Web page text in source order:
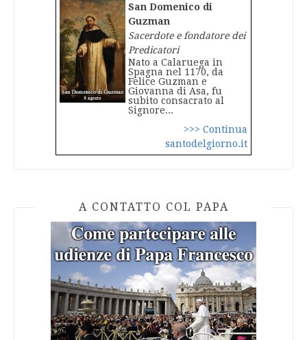
San Domenico di
Guzman
Sacerdote e fondatore dei
Predicatori
Nato a Calaruega in
Spagna nel 1170, da
Felice Guzman e
Giovanna di Asa, fu
subito consacrato al
Signore...
>>> Continua
santodelgiorno.it
A CONTATTO COL PAPA